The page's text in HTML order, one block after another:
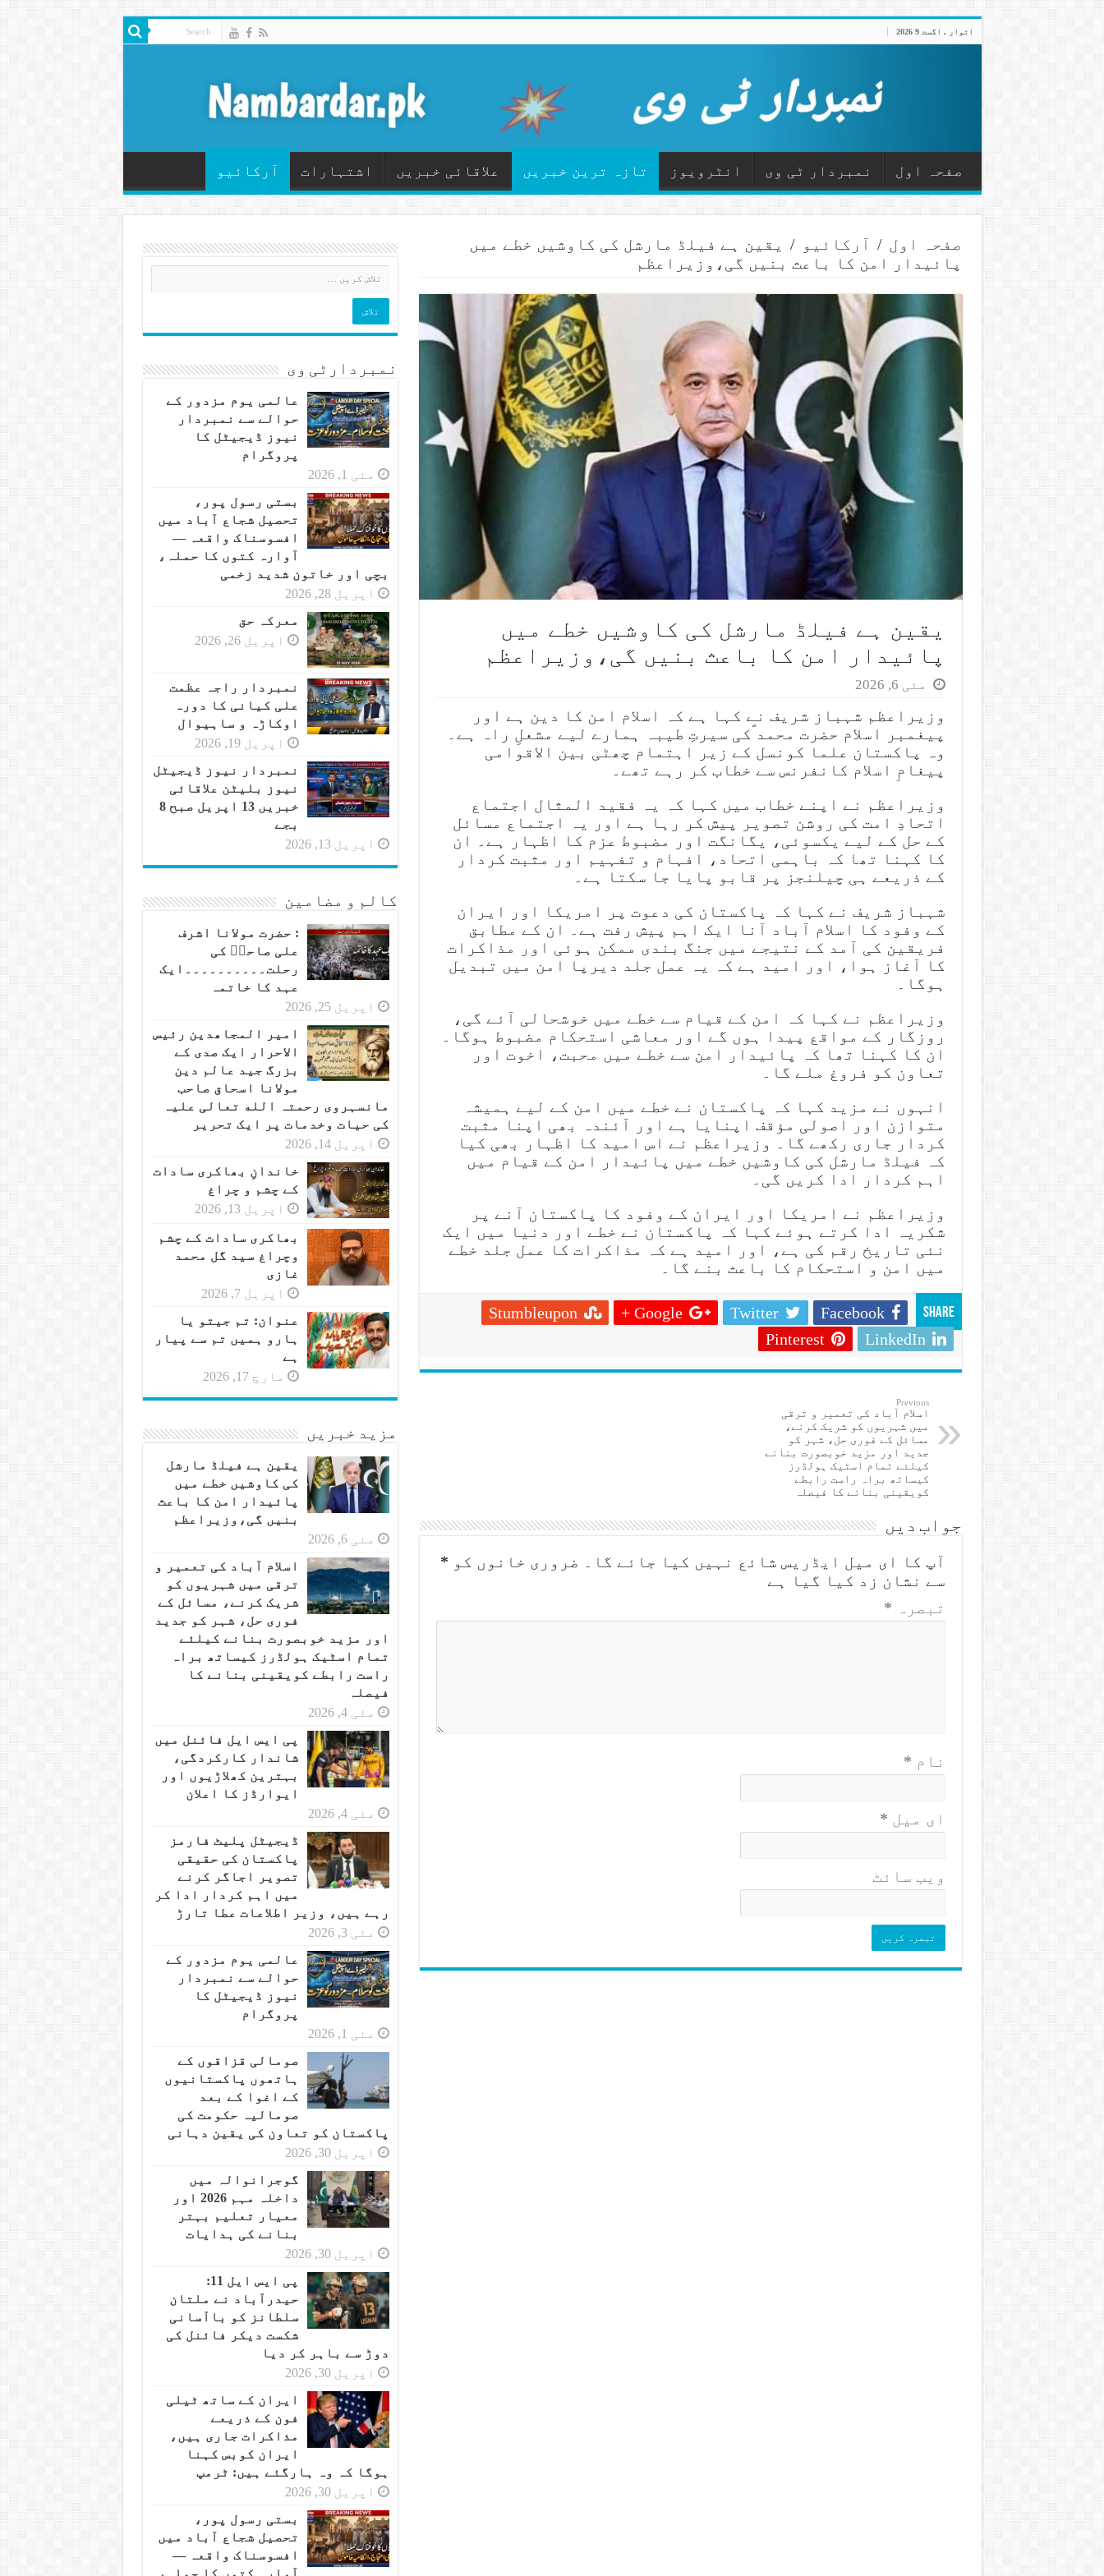
اتوار , اگست 9 2026
صفحہ اول نمبردار ٹی وی انٹرویوز تازہ ترین خبریں علاقائی خبریں اشتہارات آرکائیو
صفحہ اول / آرکائیو / یقین ہے فیلڈ مارشل کی کاوشیں خطے میں
پائیدار امن کا باعث بنیں گی،وزیراعظم
یقین ہے فیلڈ مارشل کی کاوشیں خطے میں
پائیدار امن کا باعث بنیں گی،وزیراعظم
مئی 6, 2026
وزیراعظم شہباز شریف نے کہا ہے کہ اسلام امن کا دین ہے اور
پیغمبر اسلام حضرت محمد ؐکی سیرتِ طیبہ ہمارے لیے مشعلِ راہ ہے۔
وہ پاکستان علما کونسل کے زیر اہتمام چھٹی بین الاقوامی
پیغامِ اسلام کانفرنس سے خطاب کر رہے تھے۔
وزیراعظم نے اپنے خطاب میں کہا کہ یہ فقید المثال اجتماع
اتحادِ امت کی روشن تصویر پیش کر رہا ہے اور یہ اجتماع مسائل
کے حل کے لیے یکسوئی، یگانگت اور مضبوط عزم کا اظہار ہے۔ ان
کا کہنا تھا کہ باہمی اتحاد، افہام و تفہیم اور مثبت کردار
کے ذریعے ہی چیلنجز پر قابو پایا جا سکتا ہے۔
شہباز شریف نے کہا کہ پاکستان کی دعوت پر امریکا اور ایران
کے وفود کا اسلام آباد آنا ایک اہم پیش رفت ہے۔ ان کے مطابق
فریقین کی آمد کے نتیجے میں جنگ بندی ممکن ہوئی اور مذاکرات
کا آغاز ہوا، اور امید ہے کہ یہ عمل جلد دیرپا امن میں تبدیل
ہوگا۔
وزیراعظم نے کہا کہ امن کے قیام سے خطے میں خوشحالی آئے گی،
روزگار کے مواقع پیدا ہوں گے اور معاشی استحکام مضبوط ہوگا۔
ان کا کہنا تھا کہ پائیدار امن سے خطے میں محبت، اخوت اور
تعاون کو فروغ ملے گا۔
انہوں نے مزید کہا کہ پاکستان نے خطے میں امن کے لیے ہمیشہ
متوازن اور اصولی مؤقف اپنایا ہے اور آئندہ بھی اپنا مثبت
کردار جاری رکھے گا۔ وزیراعظم نے اس امید کا اظہار بھی کیا
کہ فیلڈ مارشل کی کاوشیں خطے میں پائیدار امن کے قیام میں
اہم کردار ادا کریں گی۔
وزیراعظم نے امریکا اور ایران کے وفود کا پاکستان آنے پر
شکریہ ادا کرتے ہوئے کہا کہ پاکستان نے خطے اور دنیا میں ایک
نئی تاریخ رقم کی ہے، اور امید ہے کہ مذاکرات کا عمل جلد خطے
میں امن و استحکام کا باعث بنے گا۔
Share
Facebook
Twitter
Google +
Stumbleupon
LinkedIn
Pinterest
Previous
اسلام آباد کی تعمیر و ترقی
میں شہریوں کو شریک کرنے،
مسائل کے فوری حل، شہر کو
جدید اور مزید خوبصورت بنانے
کیلئے تمام اسٹیک ہولڈرز
کیساتھ براہ راست رابطے
کویقینی بنانے کا فیصلہ
جواب دیں
آپ کا ای میل ایڈریس شائع نہیں کیا جائے گا۔ ضروری خانوں کو *
سے نشان زد کیا گیا ہے
تبصرہ *
نام *
ای میل *
ویب‌ سائٹ
نمبردارٹی وی
عالمی یوم مزدور کے
حوالے سے نمبردار
نیوز ڈیجیٹل کا
پروگرام
مئی 1, 2026
بستی رسول پور،
تحصیل شجاع آباد میں
افسوسناک واقعہ —
آوارہ کتوں کا حملہ،
بچی اور خاتون شدید زخمی
اپریل 28, 2026
معرکہ حق
اپریل 26, 2026
نمبردار راجہ عظمت
علی کیانی کا دورہ
اوکاڑہ و ساہیوال
اپریل 19, 2026
نمبردار نیوز ڈیجیٹل
نیوز بلیٹن علاقائی
خبریں 13 اپریل صبح 8
بجے
اپریل 13, 2026
کالم و مضامین
: حضرت مولانا اشرف
علی صاحبؒ کی
رحلت۔۔۔۔۔۔۔۔۔۔ایک
عہد کا خاتمہ
اپریل 25, 2026
امیر المجاھدین رئیس
الاحرار ایک صدی کے
بزرگ جید عالم دین
مولانا اسحاق صاحب
مانسہروی رحمتہ الله تعالی علیہ
کی حیات وخدمات پر ایک تحریر
اپریل 14, 2026
خاندانِ بھاکری سادات
کے چشم و چراغ
اپریل 13, 2026
بھاکری سادات کے چشم
وچراغ سید گل محمد
غازی
اپریل 7, 2026
عنوان: تم جیتو یا
ہارو ہمیں تم سے پیار
ہے
مارچ 17, 2026
مزید خبریں
یقین ہے فیلڈ مارشل
کی کاوشیں خطے میں
پائیدار امن کا باعث
بنیں گی،وزیراعظم
مئی 6, 2026
اسلام آباد کی تعمیر و
ترقی میں شہریوں کو
شریک کرنے، مسائل کے
فوری حل، شہر کو جدید
اور مزید خوبصورت بنانے کیلئے
تمام اسٹیک ہولڈرز کیساتھ براہ
راست رابطے کویقینی بنانے کا
فیصلہ
مئی 4, 2026
پی ایس ایل فائنل میں
شاندار کارکردگی،
بہترین کھلاڑیوں اور
ایوارڈز کا اعلان
مئی 4, 2026
ڈیجیٹل پلیٹ فارمز
پاکستان کی حقیقی
تصویر اجاگر کرنے
میں اہم کردار ادا کر
رہے ہیں، وزیر اطلاعات عطا تارڑ
مئی 3, 2026
عالمی یوم مزدور کے
حوالے سے نمبردار
نیوز ڈیجیٹل کا
پروگرام
مئی 1, 2026
صومالی قزاقوں کے
ہاتھوں پاکستانیوں
کے اغوا کے بعد
صومالیہ حکومت کی
پاکستان کو تعاون کی یقین دہانی
اپریل 30, 2026
گوجرانوالہ میں
داخلہ مہم 2026 اور
معیار تعلیم بہتر
بنانے کی ہدایات
اپریل 30, 2026
پی ایس ایل 11:
حیدرآباد نے ملتان
سلطانز کو باآسانی
شکست دیکر فائنل کی
دوڑ سے باہر کر دیا
اپریل 30, 2026
ایران کے ساتھ ٹیلی
فون کے ذریعے
مذاکرات جاری ہیں،
ایران کوبس کہنا
ہوگا کہ وہ ہارگئے ہیں: ٹرمپ
اپریل 30, 2026
بستی رسول پور،
تحصیل شجاع آباد میں
افسوسناک واقعہ —